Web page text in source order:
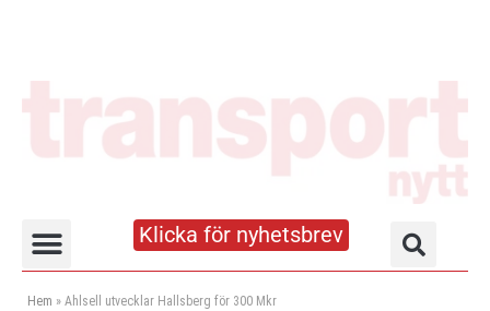
Klicka för nyhetsbrev
Hem » Ahlsell utvecklar Hallsberg för 300 Mkr